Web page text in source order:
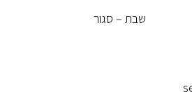
שבת – סגור